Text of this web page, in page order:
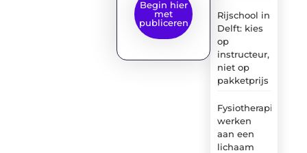
Rijschool in
Delft: kies
op
instructeur,
niet op
pakketprijs
Fysiotherapie:
werken
aan een
lichaam
Begin hier
met
publiceren